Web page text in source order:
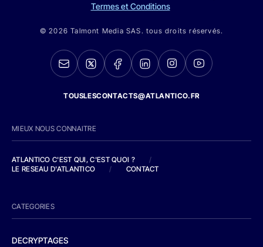
Termes et Conditions
© 2026 Talmont Media SAS. tous droits réservés.
TOUSLESCONTACTS@ATLANTICO.FR
MIEUX NOUS CONNAITRE
ATLANTICO C'EST QUI, C'EST QUOI ?
/
LE RESEAU D'ATLANTICO
/ CONTACT
CATEGORIES
DECRYPTAGES